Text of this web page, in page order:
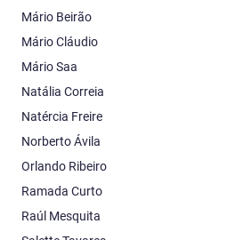
Mário Beirão
Mário Cláudio
Mário Saa
Natália Correia
Natércia Freire
Norberto Ávila
Orlando Ribeiro
Ramada Curto
Raúl Mesquita